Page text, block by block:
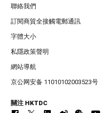
聯絡我們
訂閱商貿全接觸電郵通訊
字體大小
私隱政策聲明
網站導航
京公网安备 11010102003523号
關注 HKTDC